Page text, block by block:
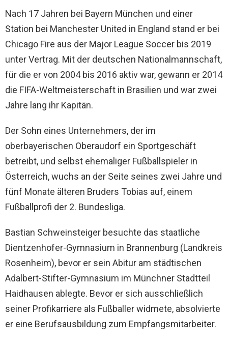
Nach 17 Jahren bei Bayern München und einer
Station bei Manchester United in England stand er bei
Chicago Fire aus der Major League Soccer bis 2019
unter Vertrag. Mit der deutschen Nationalmannschaft,
für die er von 2004 bis 2016 aktiv war, gewann er 2014
die FIFA-Weltmeisterschaft in Brasilien und war zwei
Jahre lang ihr Kapitän.
Der Sohn eines Unternehmers, der im
oberbayerischen Oberaudorf ein Sportgeschäft
betreibt, und selbst ehemaliger Fußballspieler in
Österreich, wuchs an der Seite seines zwei Jahre und
fünf Monate älteren Bruders Tobias auf, einem
Fußballprofi der 2. Bundesliga.
Bastian Schweinsteiger besuchte das staatliche
Dientzenhofer-Gymnasium in Brannenburg (Landkreis
Rosenheim), bevor er sein Abitur am städtischen
Adalbert-Stifter-Gymnasium im Münchner Stadtteil
Haidhausen ablegte. Bevor er sich ausschließlich
seiner Profikarriere als Fußballer widmete, absolvierte
er eine Berufsausbildung zum Empfangsmitarbeiter.